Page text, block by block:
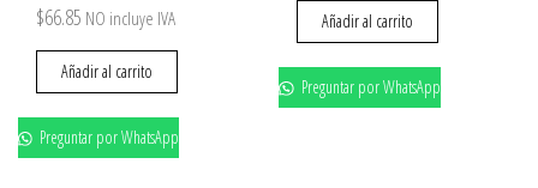
$66.85 NO incluye IVA
Añadir al carrito
Preguntar por WhatsApp
Añadir al carrito
Preguntar por WhatsApp